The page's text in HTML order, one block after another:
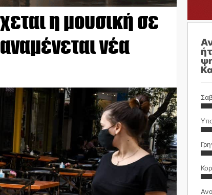
η μουσική σε
νέα